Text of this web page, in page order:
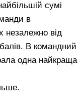
сумі
в
незалежно від
В командний
одна найкраща